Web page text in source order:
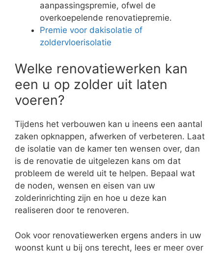
aanpassingspremie, ofwel de
overkoepelende renovatiepremie.
Premie voor dakisolatie of
zoldervloerisolatie
Welke renovatiewerken kan
een u op zolder uit laten
voeren?
Tijdens het verbouwen kan u ineens een aantal
zaken opknappen, afwerken of verbeteren. Laat
de isolatie van de kamer ten wensen over, dan
is de renovatie de uitgelezen kans om dat
probleem de wereld uit te helpen. Bepaal wat
de noden, wensen en eisen van uw
zolderinrichting zijn en hoe u deze kan
realiseren door te renoveren.
Ook voor renovatiewerken ergens anders in uw
woonst kunt u bij ons terecht, lees er meer over